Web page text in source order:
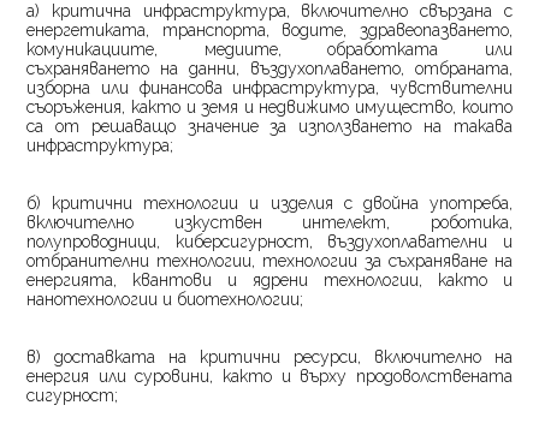
а) критична инфраструктура, включително свързана с
енергетиката, транспорта, водите, здравеопазването,
комуникациите, медиите, обработката или
съхраняването на данни, въздухоплаването, отбраната,
изборна или финансова инфраструктура, чувствителни
съоръжения, както и земя и недвижимо имущество, които
са от решаващо значение за използването на такава
инфраструктура;
б) критични технологии и изделия с двойна употреба,
включително изкуствен интелект, роботика,
полупроводници, киберсигурност, въздухоплавателни и
отбранителни технологии, технологии за съхраняване на
енергията, квантови и ядрени технологии, както и
нанотехнологии и биотехнологии;
в) доставката на критични ресурси, включително на
енергия или суровини, както и върху продоволствената
сигурност;